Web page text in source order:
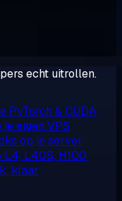
echt uitrollen.
PyTorch & CUDA
eigen VPS
op je server
L4, L40S, H100
klaar